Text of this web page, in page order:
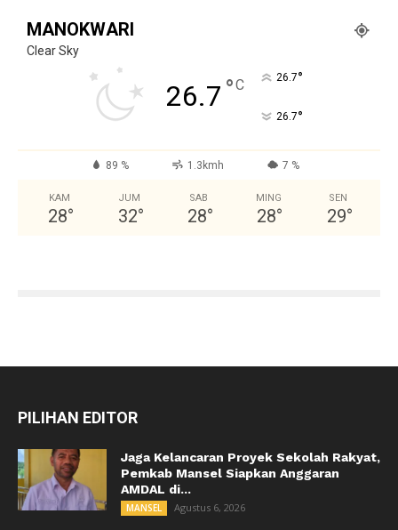
MANOKWARI
Clear Sky
26.7 °C 26.7°
26.7°
89 % 1.3kmh 7 %
KAM
28°
JUM
32°
SAB
28°
MING
28°
SEN
29°
PILIHAN EDITOR
Jaga Kelancaran Proyek Sekolah Rakyat,
Pemkab Mansel Siapkan Anggaran
AMDAL di...
MANSEL Agustus 6, 2026